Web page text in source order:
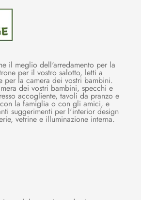
il meglio dell'arredamento per la
per il vostro salotto, letti a
per la camera dei vostri bambini.
dei vostri bambini, specchi e
accogliente, tavoli da pranzo e
la famiglia o con gli amici, e
suggerimenti per l'interior design
vetrine e illuminazione interna.